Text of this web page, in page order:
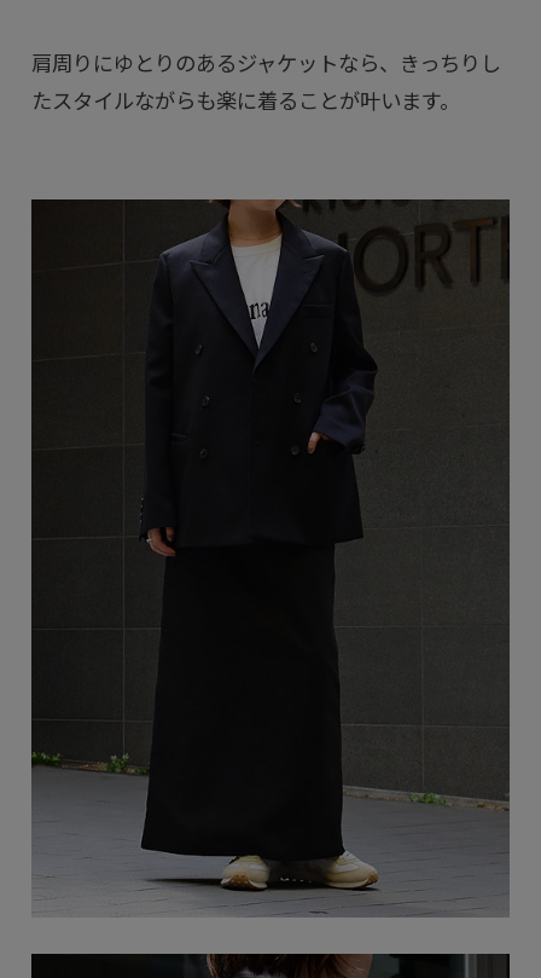
肩周りにゆとりのあるジャケットなら、きっちりし
たスタイルながらも楽に着ることが叶います。